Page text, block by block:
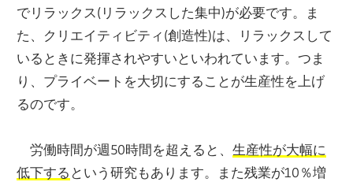
でリラックス(リラックスした集中)が必要です。ま
た、クリエイティビティ(創造性)は、リラックスして
いるときに発揮されやすいといわれています。つま
り、プライベートを大切にすることが生産性を上げ
るのです。
労働時間が週50時間を超えると、生産性が大幅に
低下する という研究もあります。また残業が10％増